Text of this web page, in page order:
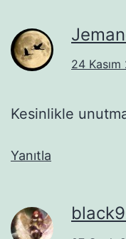
24 Kasım
Kesinlikle
Yanıtla